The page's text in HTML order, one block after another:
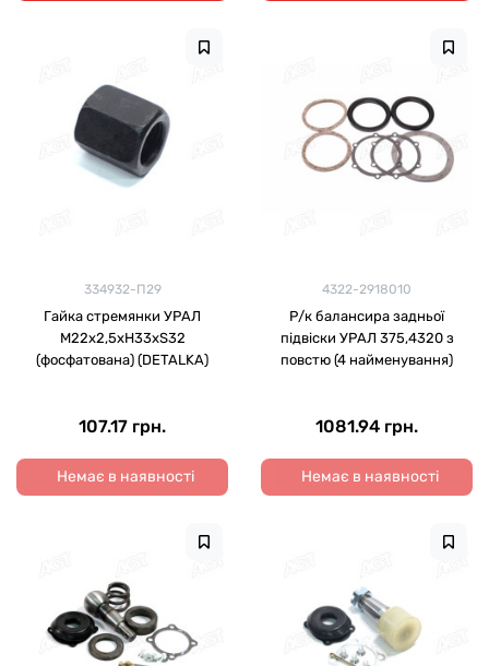
334932-П29
Гайка стремянки УРАЛ
М22х2,5хH33хS32
(фосфатована) (DETALKA)
107.17 грн.
Немає в наявності
4322-2918010
Р/к балансира задньої
підвіски УРАЛ 375,4320 з
повстю (4 найменування)
1081.94 грн.
Немає в наявності